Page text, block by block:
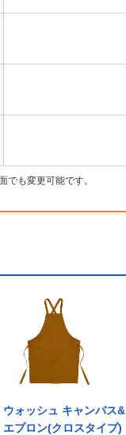
でも変更可能です。
ウォッシュ キャンバス
エプロン(クロスタイ